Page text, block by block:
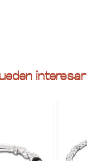
interesar